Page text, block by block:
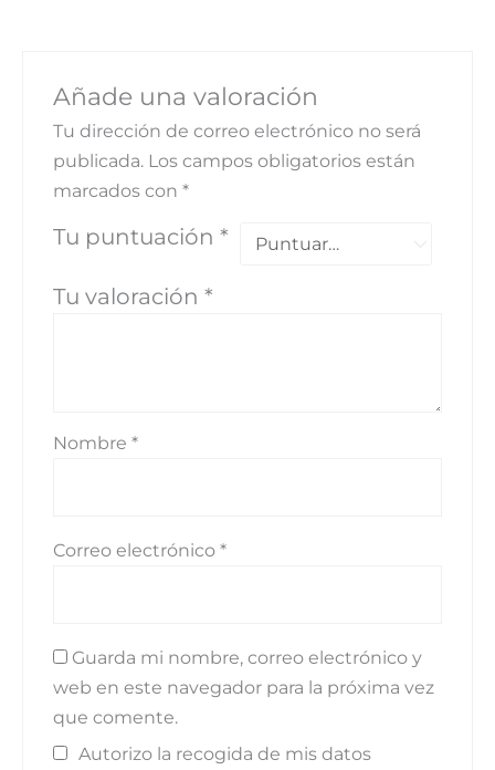
Añade una valoración
Tu dirección de correo electrónico no será
publicada. Los campos obligatorios están
marcados con*
Tu puntuación*
Tu valoración*
Nombre*
Correo electrónico*
Guarda mi nombre, correo electrónico y
web en este navegador para la próxima vez
que comente.
Autorizo la recogida de mis datos